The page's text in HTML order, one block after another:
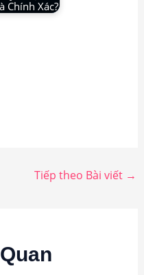
Chính Xác?
Tiếp theo Bài viết →